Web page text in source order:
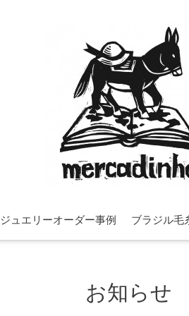
ジュエリーオーダー事例 ブラジル毛
お知らせ